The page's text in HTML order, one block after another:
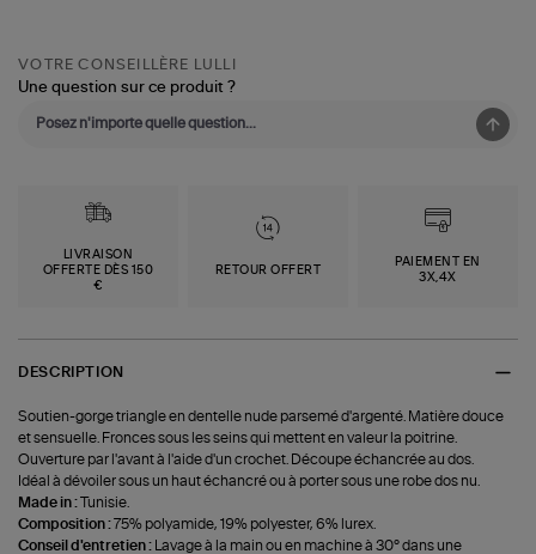
VOTRE CONSEILLÈRE LULLI
Une question sur ce produit ?
LIVRAISON
OFFERTE DÈS 150
€
RETOUR OFFERT
PAIEMENT EN
3X,4X
DESCRIPTION
Soutien-gorge triangle en dentelle nude parsemé d'argenté. Matière douce
et sensuelle. Fronces sous les seins qui mettent en valeur la poitrine.
Ouverture par l'avant à l'aide d'un crochet. Découpe échancrée au dos.
Idéal à dévoiler sous un haut échancré ou à porter sous une robe dos nu.
Made in :Tunisie.
Composition :75% polyamide, 19% polyester, 6% lurex.
Conseil d'entretien :
Lavage à la main ou en machine à 30° dans une